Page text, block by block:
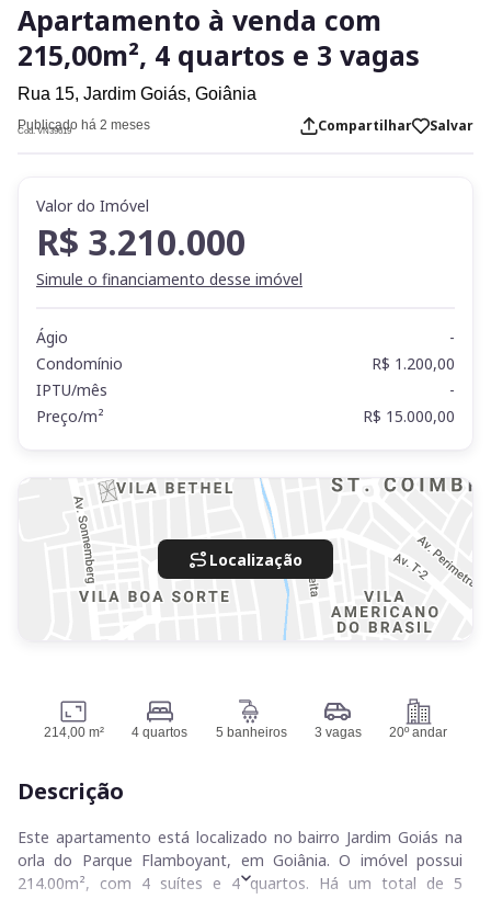
Apartamento à venda com
215,00m², 4 quartos e 3 vagas
Rua 15, Jardim Goiás, Goiânia
Publicado há 2 meses
Cod. VN39619 Compartilhar Salvar
Valor do Imóvel
R$ 3.210.000
Simule o financiamento desse imóvel
Ágio
-
Condomínio
R$ 1.200,00
IPTU/mês
-
Preço/m²
R$ 15.000,00
Localização
214,00 m² 4 quartos 5 banheiros 3 vagas 20º andar
Descrição
Este apartamento está localizado no bairro Jardim Goiás na
orla do Parque Flamboyant, em Goiânia. O imóvel possui
214.00m², com 4 suítes e 4 quartos. Há um total de 5